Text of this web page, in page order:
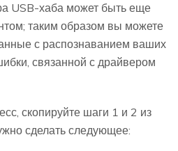
USB-хаба может быть еще
таким образом вы можете
с распознаванием ваших
связанной с драйвером
скопируйте шаги 1 и 2 из
сделать следующее: